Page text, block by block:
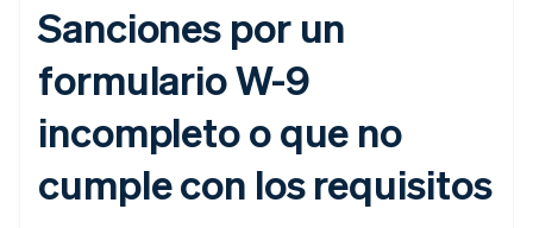
Sanciones por un
formulario W-9
incompleto o que no
cumple con los requisitos